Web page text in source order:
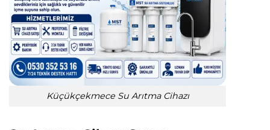
Küçükçekmece Su Arıtma Cihazı